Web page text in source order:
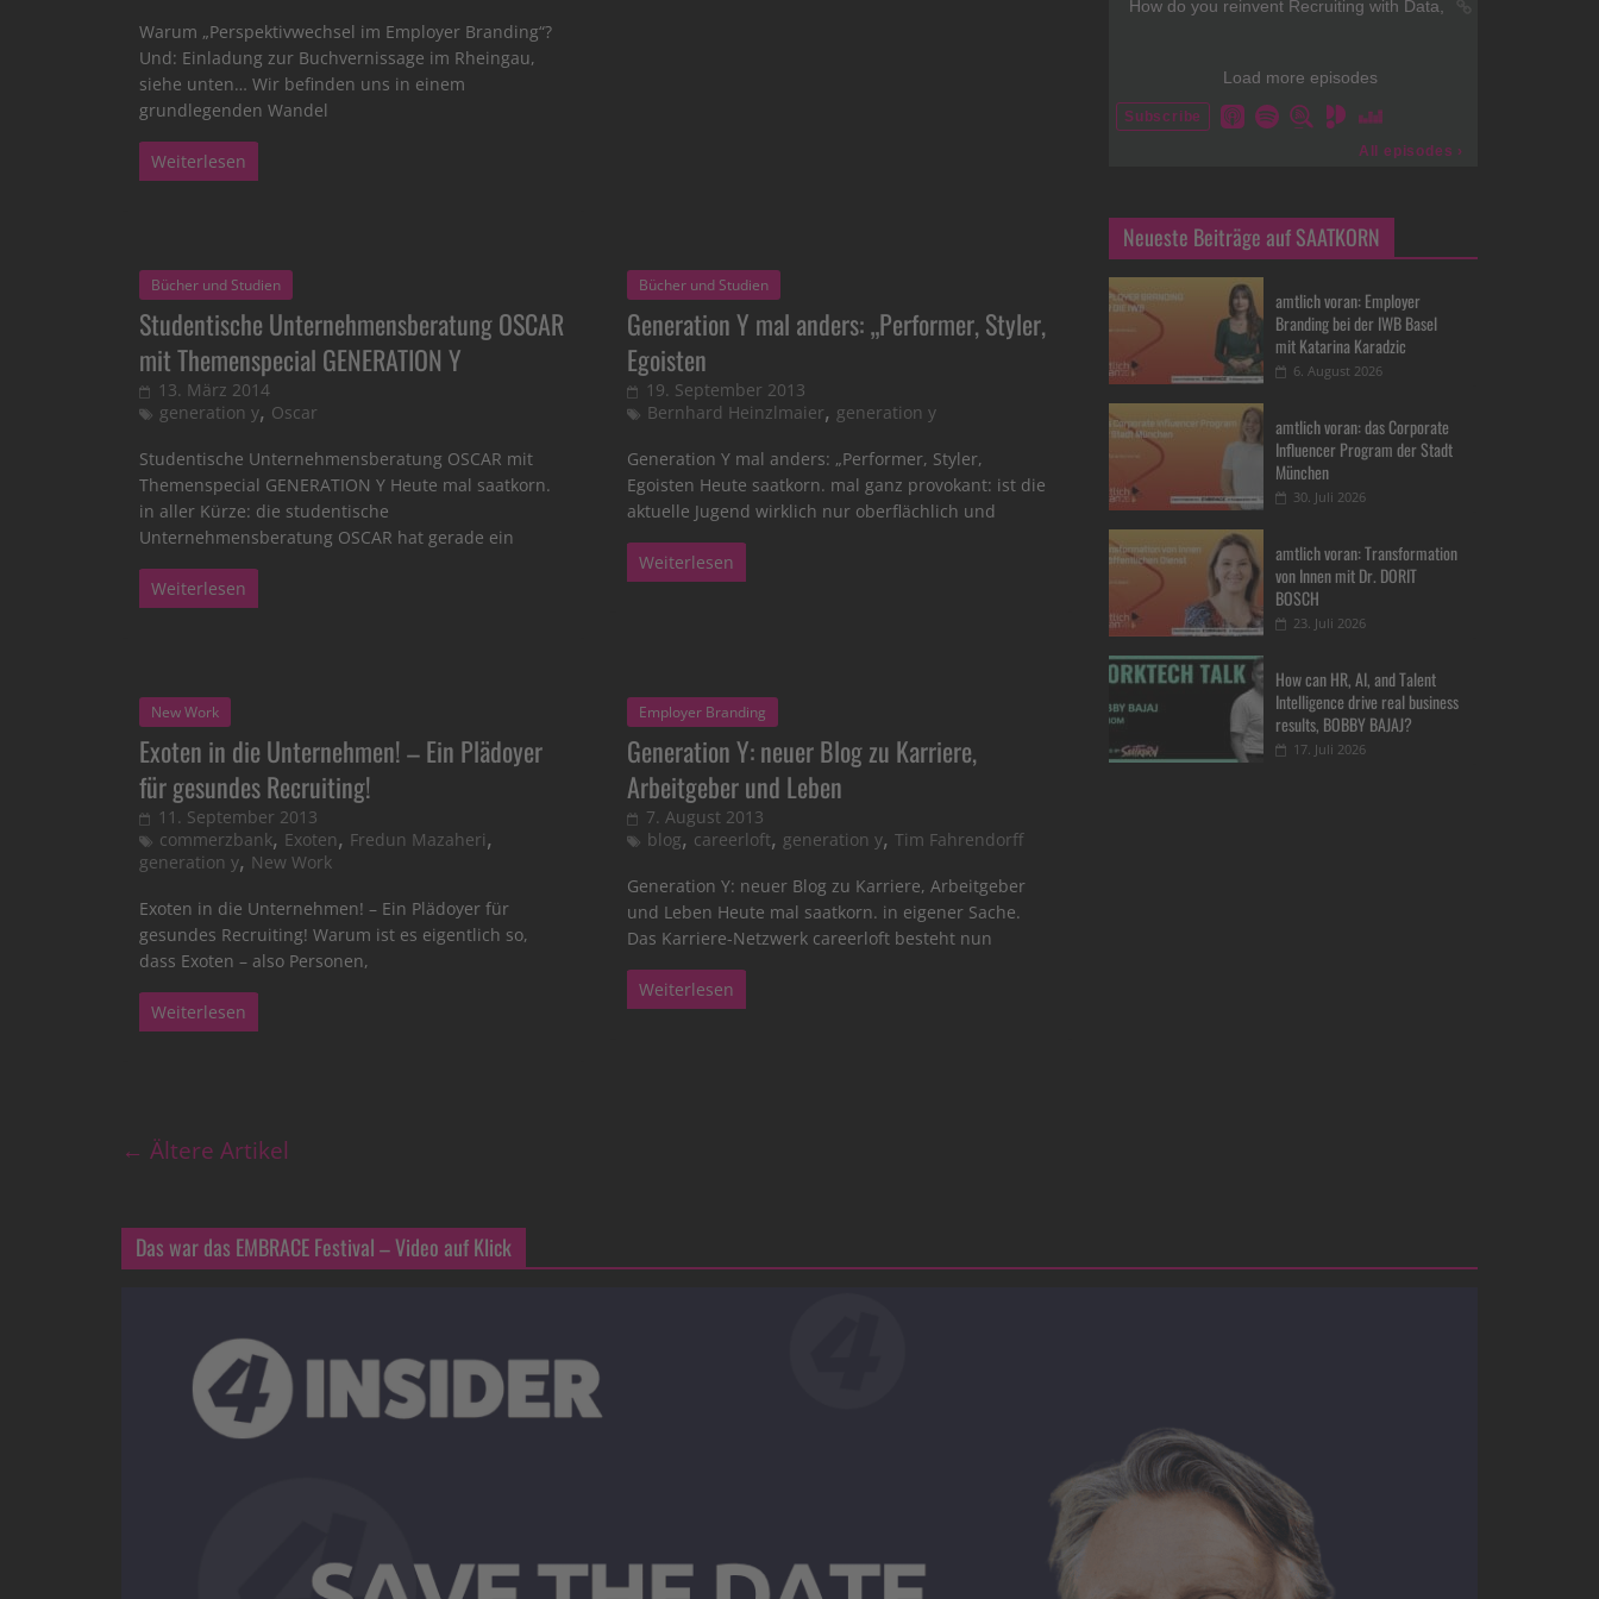
Warum „Perspektivwechsel im Employer Branding“?
Und: Einladung zur Buchvernissage im Rheingau,
siehe unten… Wir befinden uns in einem
grundlegenden Wandel
Weiterlesen
Bücher und Studien
Studentische Unternehmensberatung OSCAR
mit Themenspecial GENERATION Y
13. März 2014
generation y, Oscar
Studentische Unternehmensberatung OSCAR mit
Themenspecial GENERATION Y Heute mal saatkorn.
in aller Kürze: die studentische
Unternehmensberatung OSCAR hat gerade ein
Weiterlesen
Bücher und Studien
Generation Y mal anders: „Performer, Styler,
Egoisten
19. September 2013
Bernhard Heinzlmaier, generation y
Generation Y mal anders: „Performer, Styler,
Egoisten Heute saatkorn. mal ganz provokant: ist die
aktuelle Jugend wirklich nur oberflächlich und
Weiterlesen
New Work
Exoten in die Unternehmen! – Ein Plädoyer
für gesundes Recruiting!
11. September 2013
commerzbank, Exoten, Fredun Mazaheri,
generation y, New Work
Exoten in die Unternehmen! – Ein Plädoyer für
gesundes Recruiting! Warum ist es eigentlich so,
dass Exoten – also Personen,
Weiterlesen
Employer Branding
Generation Y: neuer Blog zu Karriere,
Arbeitgeber und Leben
7. August 2013
blog,careerloft, generation y,Tim Fahrendorff
Generation Y: neuer Blog zu Karriere, Arbeitgeber
und Leben Heute mal saatkorn. in eigener Sache.
Das Karriere-Netzwerk careerloft besteht nun
Weiterlesen
← Ältere Artikel
Neueste Beiträge auf SAATKORN
amtlich voran: Employer
Branding bei der IWB Basel
mit Katarina Karadzic
6. August 2026
amtlich voran: das Corporate
Influencer Program der Stadt
München
30. Juli 2026
amtlich voran: Transformation
von Innen mit Dr. DORIT
BOSCH
23. Juli 2026
How can HR, AI, and Talent
Intelligence drive real business
results, BOBBY BAJAJ?
17. Juli 2026
Das war das EMBRACE Festival – Video auf Klick